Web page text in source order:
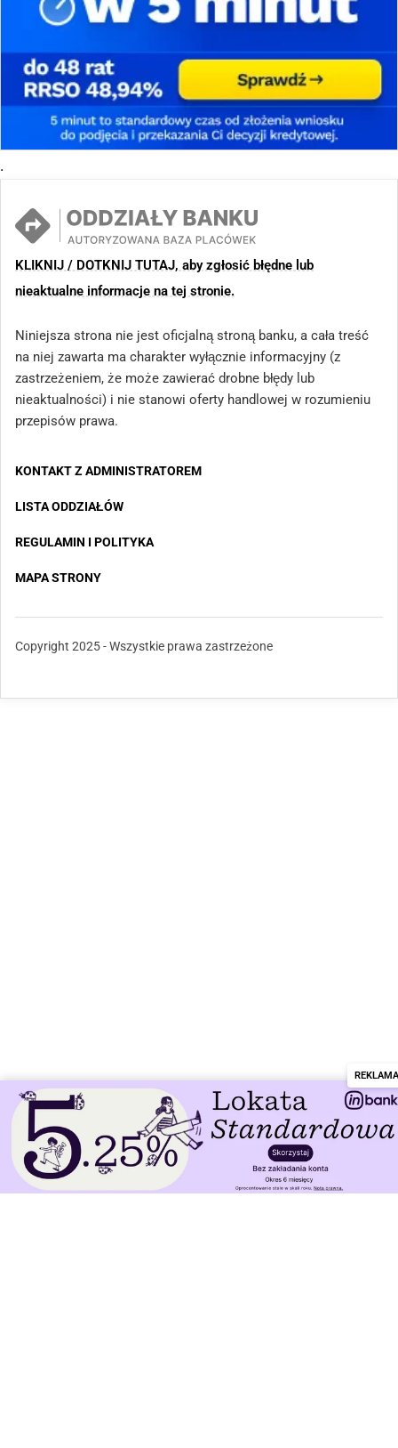
.
KLIKNIJ / DOTKNIJ TUTAJ, aby zgłosić błędne lub
nieaktualne informacje na tej stronie.
Niniejsza strona nie jest oficjalną stroną banku, a cała treść
na niej zawarta ma charakter wyłącznie informacyjny (z
zastrzeżeniem, że może zawierać drobne błędy lub
nieaktualności) i nie stanowi oferty handlowej w rozumieniu
przepisów prawa.
KONTAKT Z ADMINISTRATOREM
LISTA ODDZIAŁÓW
REGULAMIN I POLITYKA
MAPA STRONY
Copyright 2025 - Wszystkie prawa zastrzeżone
REKLAMA
Załatw sprawę w banku online